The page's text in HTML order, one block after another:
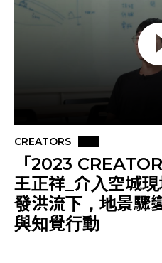
CREATORS
「2023
王正祥_介入空城
發洪流下，地景驟
與知覺行動